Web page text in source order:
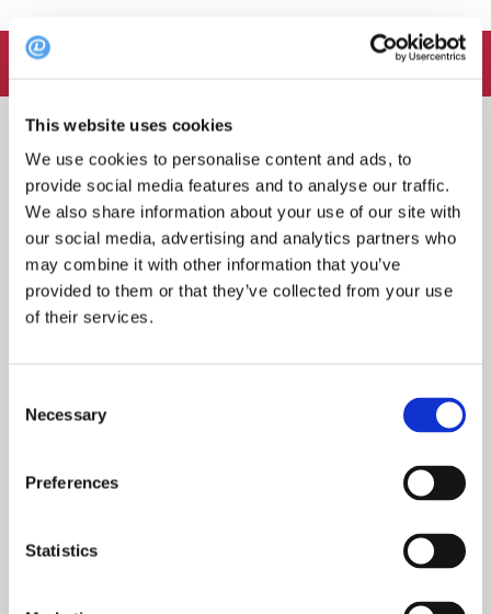
This website uses cookies
We use cookies to personalise content and ads, to
provide social media features and to analyse our traffic.
We also share information about your use of our site with
our social media, advertising and analytics partners who
may combine it with other information that you’ve
provided to them or that they’ve collected from your use
of their services.
Selection
Necessary
Preferences
Statistics
FOLLOW:
Skønne steder med udeservering i Odense
Næsten 4 mio. har været ude at spise: Her er de
Guide: På disse danske øer kan du nyde lækker
Skønne gårdhaver og udeserveringer i København